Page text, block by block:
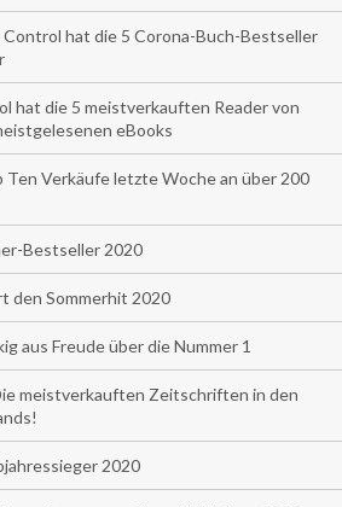
Control hat die 5 Corona-Buch-Bestseller
hat die 5 meistverkauften Reader von
eBooks
Ten Verkäufe letzte Woche an über 200
Bestseller 2020
den Sommerhit 2020
aus Freude über die Nummer 1
meistverkauften Zeitschriften in den
2020